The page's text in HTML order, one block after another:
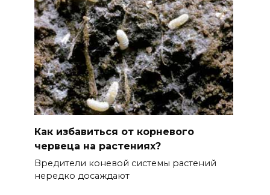
Как избавиться от корневого
червеца на растениях?
Вредители коневой системы растений
нередко досаждают